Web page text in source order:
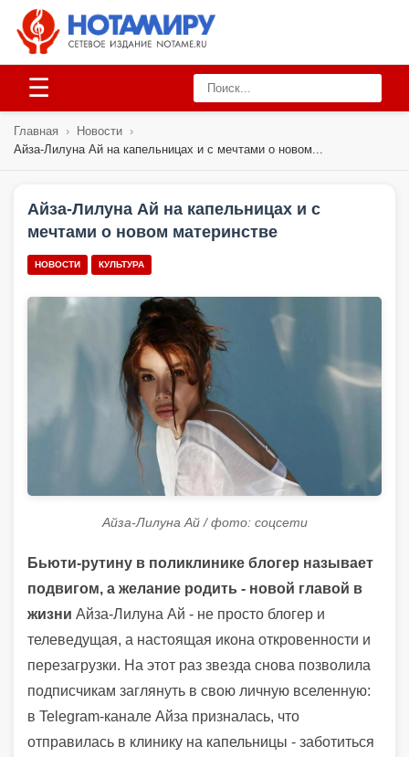
☰
Главная › Новости ›
Айза-Лилуна Ай на капельницах и с мечтами о новом...
Айза-Лилуна Ай на капельницах и с
мечтами о новом материнстве
НОВОСТИ КУЛЬТУРА
Айза-Лилуна Ай / фото: соцсети
Бьюти-рутину в поликлинике блогер называет
подвигом, а желание родить - новой главой в
жизни Айза-Лилуна Ай - не просто блогер и
телеведущая, а настоящая икона откровенности и
перезагрузки. На этот раз звезда снова позволила
подписчикам заглянуть в свою личную вселенную:
в Telegram-канале Айза призналась, что
отправилась в клинику на капельницы - заботиться